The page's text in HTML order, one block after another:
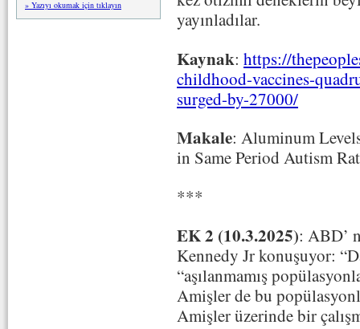
» Yazıyı okumak için tıklayın
yayınladılar.
Kaynak: https://
childhood-vaccines-
surged-by-27000/
Makale: Aluminum
in Same Period Autism
***
EK 2 (10.3.2025): ABD’
Kennedy Jr konuşuyor:
“aşılanmamış
Amişler de bu
Amişler üzerinde bir